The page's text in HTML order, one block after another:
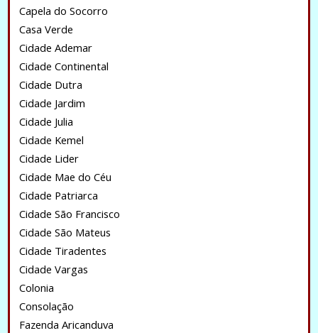
Capela do Socorro
Casa Verde
Cidade Ademar
Cidade Continental
Cidade Dutra
Cidade Jardim
Cidade Julia
Cidade Kemel
Cidade Lider
Cidade Mae do Céu
Cidade Patriarca
Cidade São Francisco
Cidade São Mateus
Cidade Tiradentes
Cidade Vargas
Colonia
Consolação
Fazenda Aricanduva